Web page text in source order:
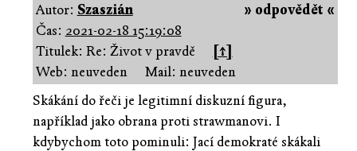
» odpovědět «
Autor: Szaszián
Čas: 2021-02-18 15:19:08
Titulek: Re: Život v pravdě
[↑]
Web: neuveden
Mail: neuveden
Skákání do řeči je legitimní diskuzní figura,
například jako obrana proti strawmanovi. I
kdybychom toto pominuli: Jací demokraté skákali